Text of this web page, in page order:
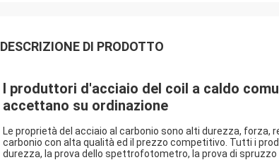
DESCRIZIONE DI PRODOTTO
I produttori d'acciaio del coil a caldo
accettano su ordinazione
Le proprietà del acciaio al carbonio sono alti durezza,
carbonio con alta qualità ed il prezzo competitivo. Tutti i
durezza, la prova dello spettrofotometro, la prova di spruzzo